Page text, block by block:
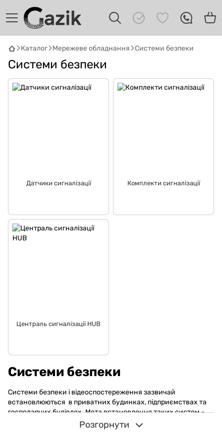
Каталог Мережеве обладнання Системи безпеки
Системи безпеки
Системи безпеки
Системи безпеки і відеоспостереження зазвичай
встановлюються в приватних будинках, підприємствах та
господарчих будівлях. Мета встановлення таких систем -
захист будівель та приміщень від крадіжок та вторгнень. Такі
системи мають комплексне обладнання для захисту:
Розгорнути
Датчики сигналізації Комплекти сигналізації
Централь сигналізації HUB
Онлайн · пошук техніки
Привіт! 👋 Я Gazik AI — допоможу
підібрати вживану комп'ютерну техніку.